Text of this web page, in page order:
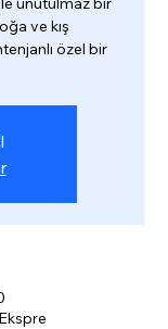
ve kış
özel bir